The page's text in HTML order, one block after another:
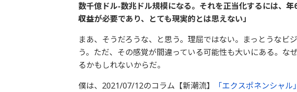
数千億ドル-数兆ドル規模になる。それを正当化するには、 年
収益が必要であり、とても現実的とは思えない」
まあ、そうだろうな、と思う。理屈ではない。まっとうなビ
う。ただ、その感覚が間違っている可能性も大いにある。な
るかもしれないからだ。
僕は、2021/07/12のコラム【新潮流】
「エクスポネンシャル」